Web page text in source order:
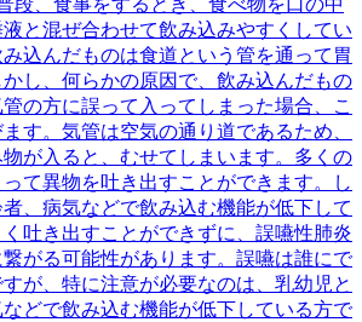
段、食事をするとき、食べ物を口の中
と混ぜ合わせて飲み込みやすくしてい
込んだものは食道という管を通って胃
し、何らかの原因で、飲み込んだもの
の方に誤って入ってしまった場合、こ
す。気管は空気の通り道であるため、
が入ると、むせてしまいます。多くの
て異物を吐き出すことができます。し
、病気などで飲み込む機能が低下して
吐き出すことができずに、誤嚥性肺炎
がる可能性があります。誤嚥は誰にで
が、特に注意が必要なのは、乳幼児と
どで飲み込む機能が低下している方で